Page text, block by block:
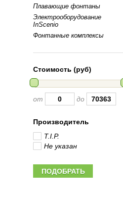
Плавающие фонтаны
Электрооборудование
InScenio
Фонтанные комплексы
Стоимость (руб)
от до
Производитель
T.I.P.
Не указан